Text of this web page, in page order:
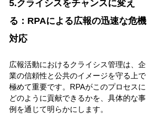
5.クライシスをチャンスに変え
る：RPAによる広報の迅速な危機
対応
広報活動におけるクライシス管理は、企
業の信頼性と公共のイメージを守る上で
極めて重要です。RPAがこのプロセスに
どのように貢献できるかを、具体的な事
例を通じて明らかにします。